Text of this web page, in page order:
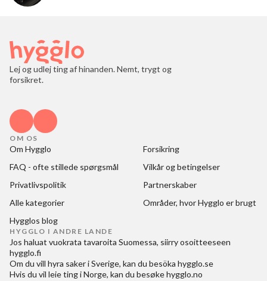
Lej og udlej ting af hinanden. Nemt, trygt og
forsikret.
OM OS
Om Hygglo
Forsikring
FAQ - ofte stillede spørgsmål
Vilkår og betingelser
Privatlivspolitik
Partnerskaber
Alle kategorier
Områder, hvor Hygglo er brugt
Hygglos blog
HYGGLO I ANDRE LANDE
Jos haluat vuokrata tavaroita Suomessa, siirry osoitteeseen
hygglo.fi
Om du vill hyra saker i Sverige, kan du besöka hygglo.se
Hvis du vil leie ting i Norge, kan du besøkehygglo.no